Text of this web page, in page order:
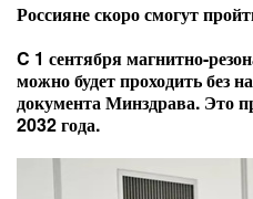
Россияне скоро смогут
C 1 сентября магнитно-
можно будет проходить без
документа Минздрава. Это
2032 года.